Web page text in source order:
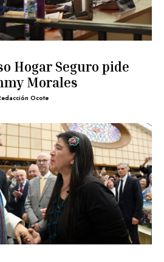
Hogar Seguro pide
Morales
Ocote